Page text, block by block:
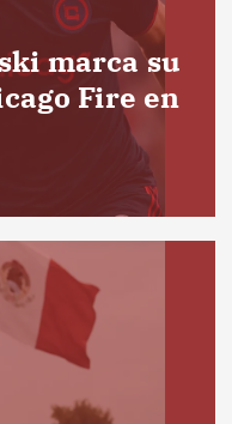
marca su
Fire en